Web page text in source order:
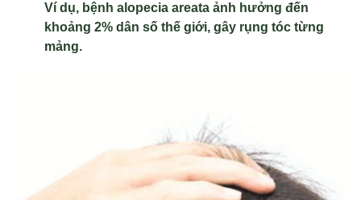
Ví dụ, bệnh alopecia areata ảnh hưởng đến
khoảng 2% dân số thế giới, gây rụng tóc từng
mảng.